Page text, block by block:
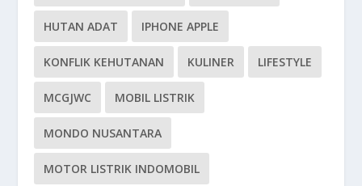
HUTAN ADAT IPHONE APPLE
KONFLIK KEHUTANAN KULINER LIFESTYLE
MCGJWC MOBIL LISTRIK
MONDO NUSANTARA
MOTOR LISTRIK INDOMOBIL